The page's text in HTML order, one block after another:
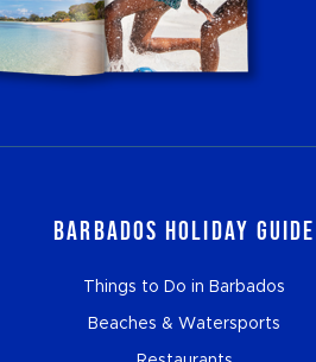
Barbados Holiday Guide
Things to Do in Barbados
Beaches & Watersports